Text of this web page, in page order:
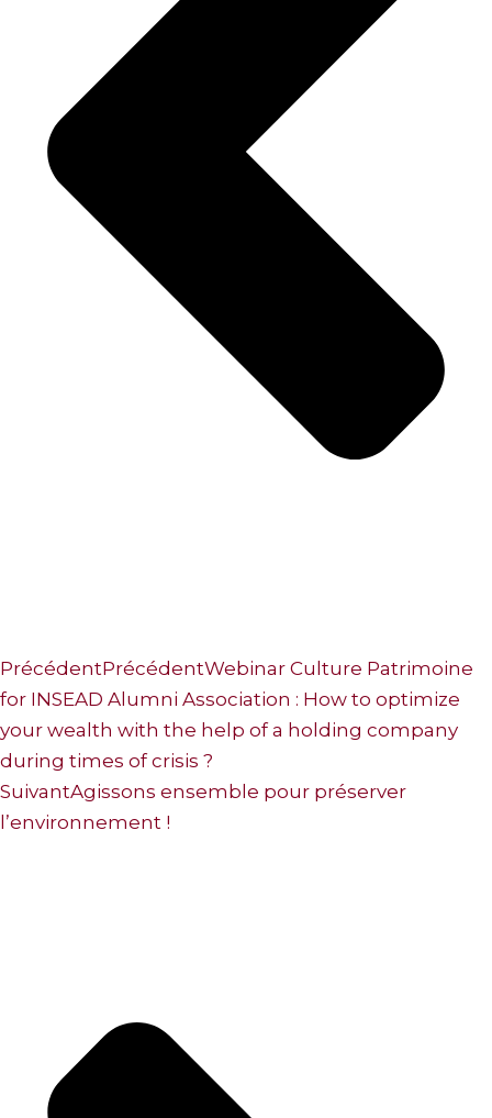
PrécédentPrécédentWebinar Culture Patrimoine
for INSEAD Alumni Association : How to optimize
your wealth with the help of a holding company
during times of crisis ?
SuivantAgissons ensemble pour préserver
l’environnement !